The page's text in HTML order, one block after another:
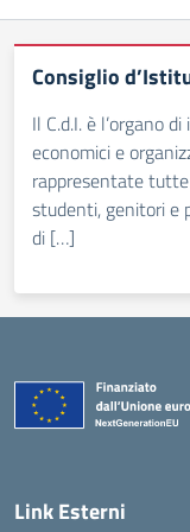
Consiglio
Il C.d.I. è l’organo
economici e
rappresentate
studenti, genitori e
di […]
Link Esterni